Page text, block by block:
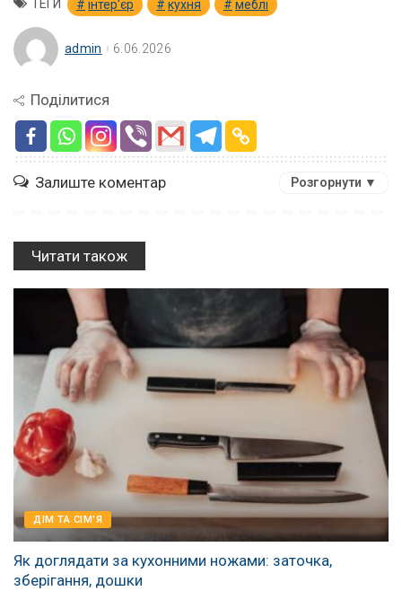
ТЕГИ інтер'єр кухня меблі
admin 6.06.2026
Поділитися
Залиште коментар Розгорнути ▼
Читати також
ДІМ ТА СІМ'Я
Як доглядати за кухонними ножами: заточка,
зберігання, дошки